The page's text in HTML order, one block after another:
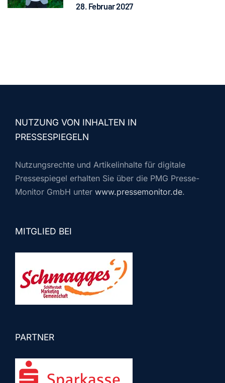
28. Februar 2027
NUTZUNG VON INHALTEN IN
PRESSESPIEGELN
Nutzungsrechte und Artikelinhalte für digitale
Pressespiegel erhalten Sie über die PMG Presse-
Monitor GmbH unter www.pressemonitor.de.
MITGLIED BEI
PARTNER